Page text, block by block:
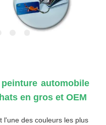
automobile
en gros et OEM
l'une des couleurs les plus